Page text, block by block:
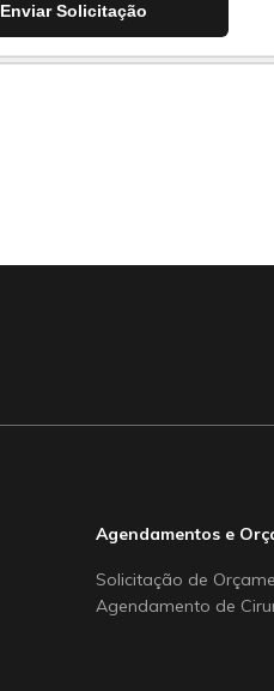
Enviar Solicitação
Agendamentos e
Solicitação de
Agendamento de